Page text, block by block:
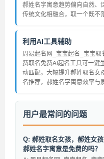
郝姓名字寓意趋势偏向自然、
传统文化相融合，取一个既不
利用AI工具辅助
周易起名网_宝宝起名_宝宝
费取名免费AI起名工具可一键
动匹配，大幅提升郝姓取名女
名推荐，郝姓名字寓意效率与
用户最常问的问题
Q: 郝姓取名女孩，郝姓女
郝姓名字寓意是免费的吗？